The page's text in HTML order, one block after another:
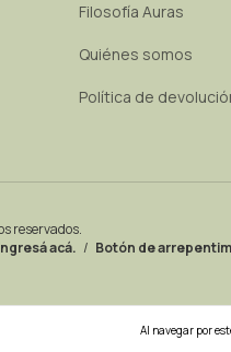
Al navegar por
Filosofía Auras
Quiénes somos
Política de
reservados.
acá. / Botón de